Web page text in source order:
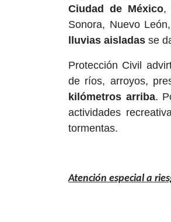
Ciudad de México,
Sonora, Nuevo
lluvias aisladas se
Protección Civil
de ríos, arroyos,
kilómetros arriba.
actividades
tormentas.
Atención especial a